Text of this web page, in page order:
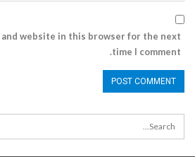
and website in this browser for the next
time I comment.